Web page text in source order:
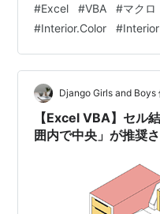
1).Value >= 100 Then
End If Next iEnd Sub 何
A10を…
#Excel #VBA #マクロ
#Interior.Color #Interior
Django Girls and Boys
【Excel VBA】セル
囲内で中央」が推奨